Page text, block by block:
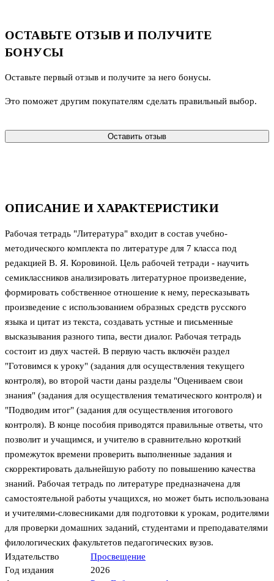
ОПИСАНИЕ И ХАРАКТЕРИСТИКИ
Рабочая тетрадь "Литература" входит в состав учебно-
методического комплекта по литературе для 7 класса под
редакцией В. Я. Коровиной. Цель рабочей тетради - научить
семиклассников анализировать литературное произведение,
формировать собственное отношение к нему, пересказывать
произведение с использованием образных средств русского
языка и цитат из текста, создавать устные и письменные
высказывания разного типа, вести диалог. Рабочая тетрадь
состоит из двух частей. В первую часть включён раздел
"Готовимся к уроку" (задания для осуществления текущего
контроля), во второй части даны разделы "Оцениваем свои
знания" (задания для осуществления тематического контроля) и
"Подводим итог" (задания для осуществления итогового
контроля). В конце пособия приводятся правильные ответы, что
позволит и учащимся, и учителю в сравнительно короткий
промежуток времени проверить выполненные задания и
скорректировать дальнейшую работу по повышению качества
знаний. Рабочая тетрадь по литературе предназначена для
самостоятельной работы учащихся, но может быть использована
и учителями-словесниками для подготовки к урокам, родителями
для проверки домашних заданий, студентами и преподавателями
филологических факультетов педагогических вузов.
Издательство
Просвещение
Год издания
2026
ОСТАВЬТЕ ОТЗЫВ И ПОЛУЧИТЕ
БОНУСЫ
Оставьте первый отзыв и получите за него бонусы.
Это поможет другим покупателям сделать правильный выбор.
Оставить отзыв